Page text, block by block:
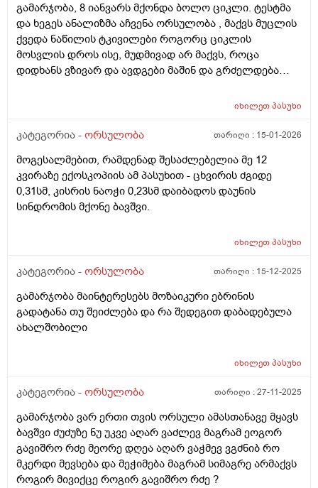
გამარჯობა, 8 იანვარს მქონდა ბოლო ციკლი. ტესტმა
და ხეგეს ანალიზმა აჩვენა ორსულობა , მაქვს მუცლის
ქვედა ნაწილის ტკივილები როგორც ციკლის
მოსვლის დროს ისე, მუდმივად არ მაქვს, როცა
დიდხანს ვზივარ და ავდგები მაშინ და გრძელდება
რომ ვწევარ მაშინ მტკივა იგივე ხანგრძლივობიფ
რაც ასე ვარ.
იხილეთპასუხი
კატეგორია - ორსულობა თარიღი : 15-01-2026
მოგესალმებით, რამდენად შესაძლებელია მე 12
კვირაზე ექოსკოპიის ამ პასუხით - ცხვირის ძგიდე
0,31სმ, კისრის ნაოჭი 0,23სმ დაიბადოს დაუნის
სინდრომის მქონე ბავშვი.
იხილეთპასუხი
კატეგორია - ორსულობა თარიღი : 15-12-2025
გამარჯობა მაინტერესებს მოზაიკური ებრინის
გადატანა თუ შეიძლება და რა შედეგით დაბადებულა
ახალშობილი
იხილეთპასუხი
კატეგორია - ორსულობა თარიღი :27-11-2025
გამარჯობა ვარ ერთი თვის ორსული ამასთანავე მყავს
ბავშვი ძუძუზე ნუ უკვე აღარ ვაძლევ მაგრამ ეოგორ
გავიშრო რძე მეორე დღეა აღარ ვაჭმევ ვგძნიბ რო
მკერდი მევსება და მეჭიმება მაგრამ სიმაგრე არმაქვს
როგირ მივიქცე როგირ გავიშრო რძე ?